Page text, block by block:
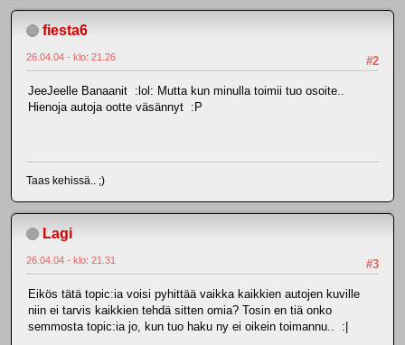
fiesta6
#2
26.04.04 - klo: 21.26
JeeJeelle Banaanit :lol: Mutta kun minulla toimii tuo osoite..
Hienoja autoja ootte väsännyt :P
Taas kehissä.. ;)
Lagi
#3
26.04.04 - klo: 21.31
Eikös tätä topic:ia voisi pyhittää vaikka kaikkien autojen kuville
niin ei tarvis kaikkien tehdä sitten omia? Tosin en tiä onko
semmosta topic:ia jo, kun tuo haku ny ei oikein toimannu.. :|